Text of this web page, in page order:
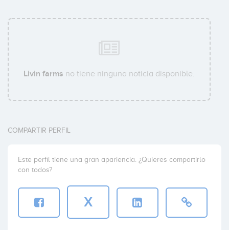
Livin farms no tiene ninguna noticia disponible.
COMPARTIR PERFIL
Este perfil tiene una gran apariencia. ¿Quieres compartirlo
con todos?
X